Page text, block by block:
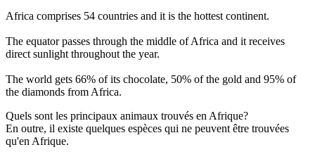
Africa comprises 54 countries and it is the hottest continent.
The equator passes through the middle of Africa and it receives
direct sunlight throughout the year.
The world gets 66% of its chocolate, 50% of the gold and 95% of
the diamonds from Africa.
Quels sont les principaux animaux trouvés en Afrique?
En outre, il existe quelques espèces qui ne peuvent être trouvées
qu'en Afrique.